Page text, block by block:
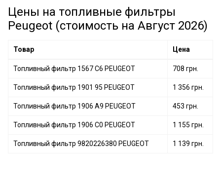
Топливный фильтр 9820226380 PEUGEOT
Цены на топливные фильтры
Peugeot (стоимость на Август 2026)
Товар Цена
Топливный фильтр 1567 C6 PEUGEOT 708 грн.
Топливный фильтр 1901 95 PEUGEOT 1 356 грн.
Топливный фильтр 1906 A9 PEUGEOT 453 грн.
Топливный фильтр 1906 C0 PEUGEOT 1 155 грн.
Топливный фильтр 9820226380 PEUGEOT 1 139 грн.